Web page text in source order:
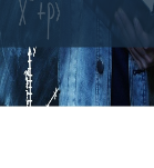
INVESTIGACIÓN
RRHH